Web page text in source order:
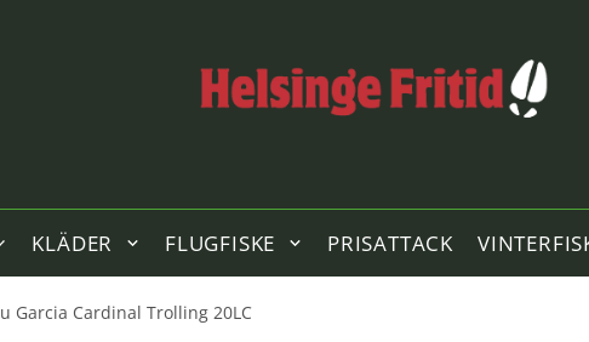
KLÄDER FLUGFISKE PRISATTACK
Garcia Cardinal Trolling 20LC